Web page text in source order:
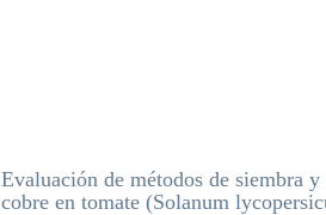
Evaluación de métodos de siembra
cobre en tomate (Solanum